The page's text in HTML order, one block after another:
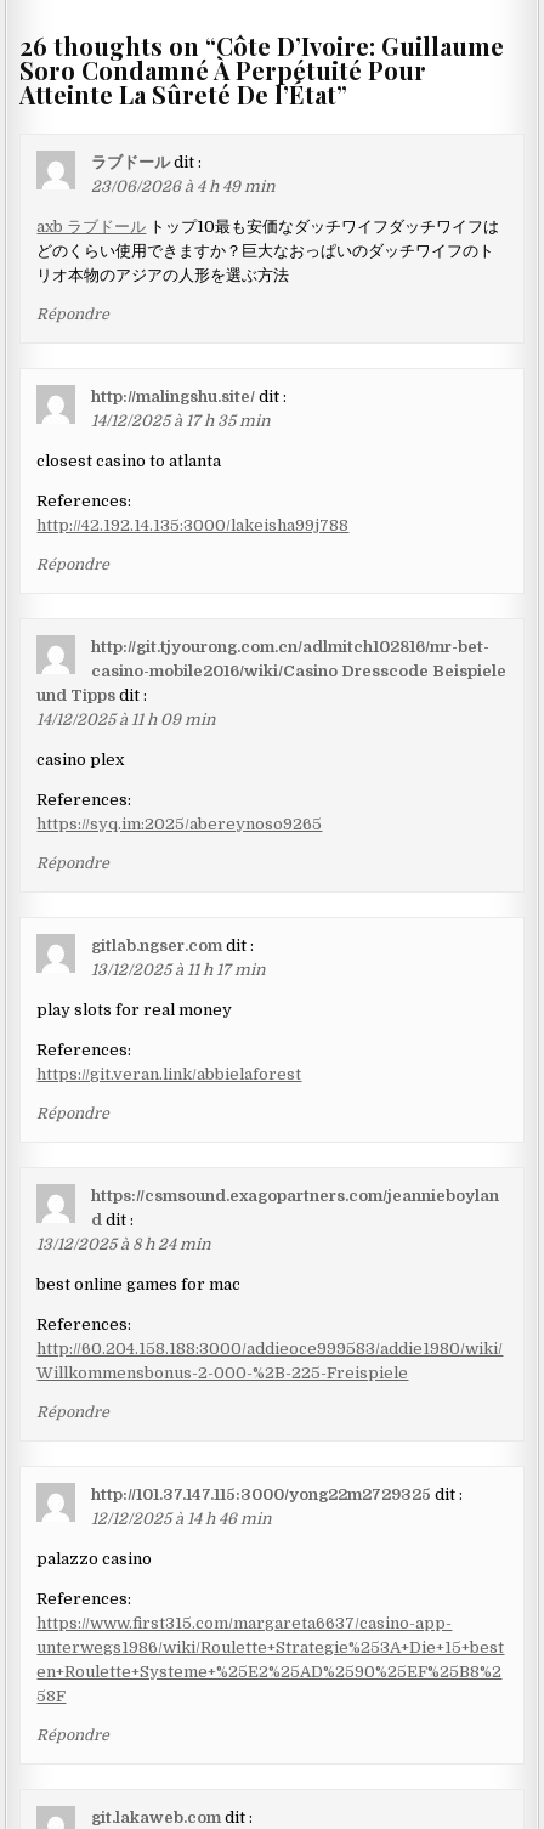
26 thoughts on “Côte D’Ivoire: Guillaume
Soro Condamné À Perpétuité Pour
Atteinte La Sûreté De l’État”
ラブドール dit :
23/06/2026 à 4 h 49 min
axb ラブドール トップ10最も安価なダッチワイフダッチワイフは
どのくらい使用できますか？巨大なおっぱいのダッチワイフのト
リオ本物のアジアの人形を選ぶ方法
Répondre
http://malingshu.site/ dit :
14/12/2025 à 17 h 35 min
closest casino to atlanta
References:
http://42.192.14.135:3000/lakeisha99j788
Répondre
http://git.tjyourong.com.cn/adlmitch102816/mr-bet-
casino-mobile2016/wiki/Casino Dresscode Beispiele
und Tipps dit :
14/12/2025 à 11 h 09 min
casino plex
References:
https://syq.im:2025/abereynoso9265
Répondre
gitlab.ngser.com dit :
13/12/2025 à 11 h 17 min
play slots for real money
References:
https://git.veran.link/abbielaforest
Répondre
https://csmsound.exagopartners.com/jeannieboylan
d dit :
13/12/2025 à 8 h 24 min
best online games for mac
References:
http://60.204.158.188:3000/addieoce999583/addie1980/wiki/
Willkommensbonus-2-000-%2B-225-Freispiele
Répondre
http://101.37.147.115:3000/yong22m2729325 dit :
12/12/2025 à 14 h 46 min
palazzo casino
References:
https://www.first315.com/margareta6637/casino-app-
unterwegs1986/wiki/Roulette+Strategie%253A+Die+15+best
en+Roulette+Systeme+%25E2%25AD%2590%25EF%25B8%2
58F
Répondre
git.lakaweb.com dit :